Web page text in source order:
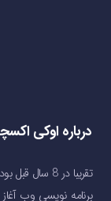
درباره اوکی
تقریبا در 8
برنامه نویسی وب